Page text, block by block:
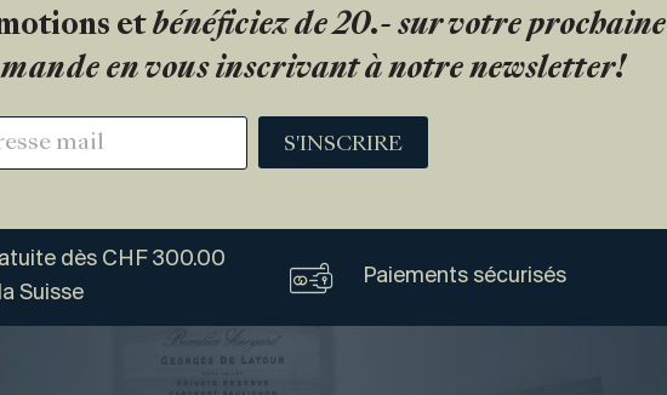
et bénéficiez de 20.- sur votre prochaine
en vous inscrivant à notre newsletter!
S'INSCRIRE
dès CHF 300.00
Suisse
Paiements sécurisés
Vogel
Vins